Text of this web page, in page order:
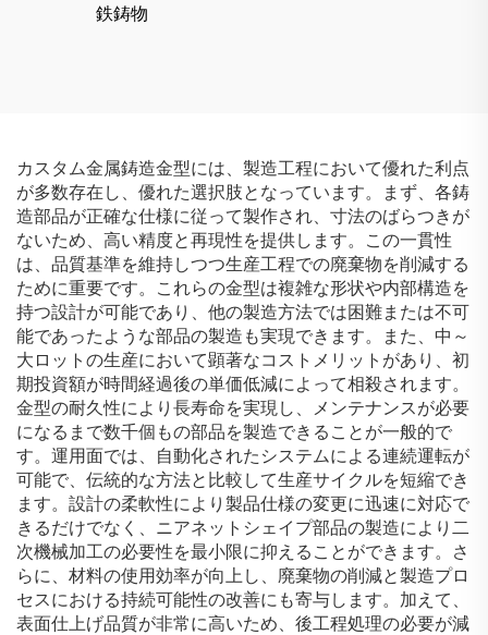
鉄鋳物
カスタム金属鋳造金型には、製造工程において優れた利点
が多数存在し、優れた選択肢となっています。まず、各鋳
造部品が正確な仕様に従って製作され、寸法のばらつきが
ないため、高い精度と再現性を提供します。この一貫性
は、品質基準を維持しつつ生産工程での廃棄物を削減する
ために重要です。これらの金型は複雑な形状や内部構造を
持つ設計が可能であり、他の製造方法では困難または不可
能であったような部品の製造も実現できます。また、中～
大ロットの生産において顕著なコストメリットがあり、初
期投資額が時間経過後の単価低減によって相殺されます。
金型の耐久性により長寿命を実現し、メンテナンスが必要
になるまで数千個もの部品を製造できることが一般的で
す。運用面では、自動化されたシステムによる連続運転が
可能で、伝統的な方法と比較して生産サイクルを短縮でき
ます。設計の柔軟性により製品仕様の変更に迅速に対応で
きるだけでなく、ニアネットシェイプ部品の製造により二
次機械加工の必要性を最小限に抑えることができます。さ
らに、材料の使用効率が向上し、廃棄物の削減と製造プロ
セスにおける持続可能性の改善にも寄与します。加えて、
表面仕上げ品質が非常に高いため、後工程処理の必要が減